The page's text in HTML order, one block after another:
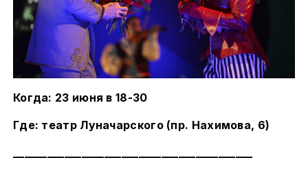
Когда: 23 июня в 18-30
Где: театр Луначарского (пр. Нахимова, 6)